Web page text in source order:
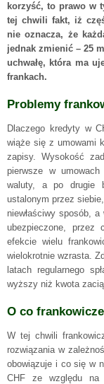
korzyść, to prawo w
tej chwili fakt, iż
nie oznacza, że
jednak zmienić – 25
uchwałę, która ma
frankach.
Problemy
Dlaczego kredyty w
wiąże się z umowami
zapisy. Wysokość
pierwsze w
waluty, a po drugie
ustalonym przez
niewłaściwy sposób,
ubezpieczone, przez
efekcie wielu
wielokrotnie wzrasta.
latach regularnego
wyższy niż kwota
O co
W tej chwili
rozwiązania w
obowiązuje i co się w
CHF ze względu na